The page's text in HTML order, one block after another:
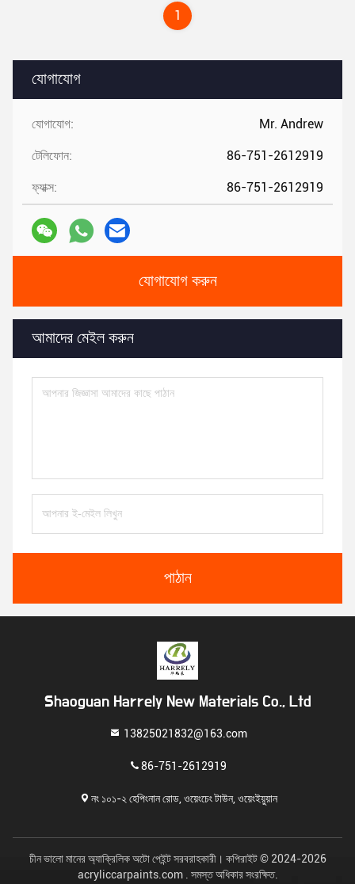
যোগাযোগ
যোগাযোগ: Mr. Andrew
টেলিফোন: 86-751-2612919
ফ্যাক্স: 86-751-2612919
যোগাযোগ করুন
আমাদের মেইল ​​করুন
পাঠান
1
Shaoguan Harrely New Materials Co., Ltd
13825021832@163.com
86-751-2612919
নং ১০১-২ হেপিংনান রোড, ওয়েংচেং টাউন, ওয়েংইয়ুয়ান
চীন ভালো মানের অ্যাক্রিলিক অটো পেইন্ট সরবরাহকারী। কপিরাইট © 2024-2026
acryliccarpaints.com . সমস্ত অধিকার সংরক্ষিত.